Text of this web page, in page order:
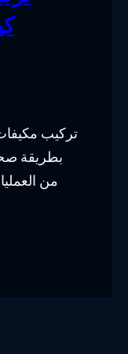
تركيب مكيفات
بطريقة
من